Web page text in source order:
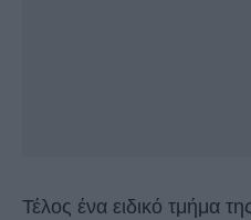
Τέλος ένα ειδικό τμήμα